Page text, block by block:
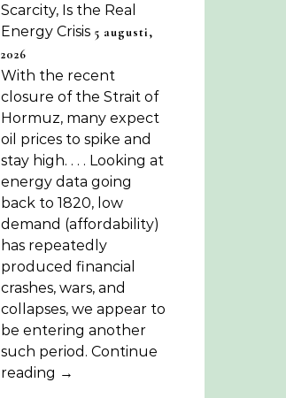
Scarcity, Is the Real
Energy Crisis 5 augusti,
2026
With the recent
closure of the Strait of
Hormuz, many expect
oil prices to spike and
stay high. . . . Looking at
energy data going
back to 1820, low
demand (affordability)
has repeatedly
produced financial
crashes, wars, and
collapses, we appear to
be entering another
such period. Continue
reading →